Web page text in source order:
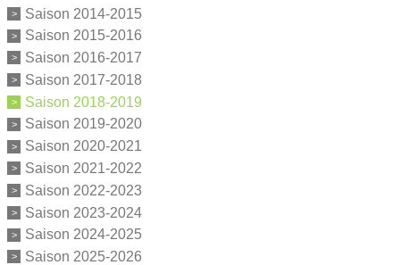
Saison 2014-2015
Saison 2015-2016
Saison 2016-2017
Saison 2017-2018
Saison 2018-2019
Saison 2019-2020
Saison 2020-2021
Saison 2021-2022
Saison 2022-2023
Saison 2023-2024
Saison 2024-2025
Saison 2025-2026